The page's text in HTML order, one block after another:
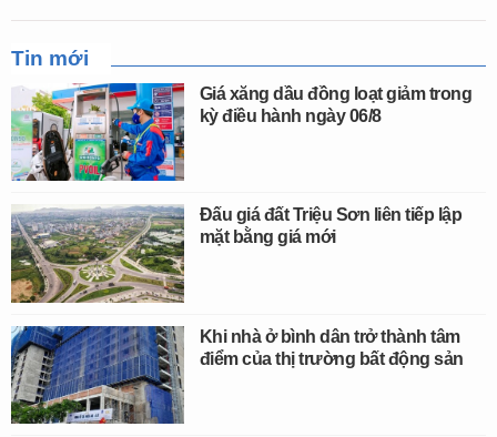
Tin mới
Giá xăng dầu đồng loạt giảm trong
kỳ điều hành ngày 06/8
Đấu giá đất Triệu Sơn liên tiếp lập
mặt bằng giá mới
Khi nhà ở bình dân trở thành tâm
điểm của thị trường bất động sản